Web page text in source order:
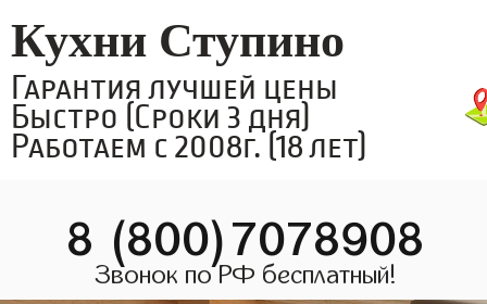
Кухни Ступино
Гарантия лучшей цены
Быстро (Сроки 3 дня)
Работаем с 2008г. (18 лет)
8 (800)7078908
Звонок по РФ бесплатный!